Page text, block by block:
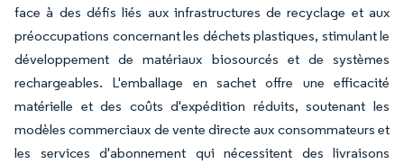
face à des défis liés aux infrastructures de recyclage et aux
préoccupations concernant les déchets plastiques, stimulant le
développement de matériaux biosourcés et de systèmes
rechargeables. L'emballage en sachet offre une efficacité
matérielle et des coûts d'expédition réduits, soutenant les
modèles commerciaux de vente directe aux consommateurs et
les services d'abonnement qui nécessitent des livraisons